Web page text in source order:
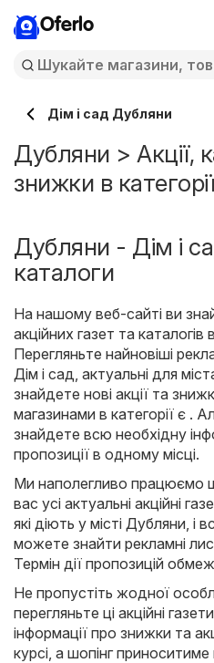
Oferlo
Дім і сад Дубляни
Дубляни > Акції,
знижки в
Дубляни - Дім і
каталоги
На нашому веб-сайті ви
акційних газет та каталогів
Перегляньте найновіші
Дім і сад, актуальні для
знайдете нові акції та
магазинами в категорії є .
знайдете всю необхідну
пропозиції в одному місці.
Ми наполегливо працюємо
вас усі актуальні акційні
які діють у місті Дубляни, і
можете знайти рекламні
Термін дії пропозицій
Не пропустіть жодної
перегляньте ці акційні
інформації про знижки та
курсі, а шопінг